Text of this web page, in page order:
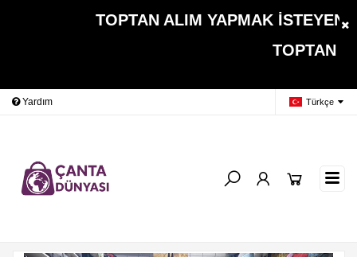
TOPTAN ALIM YAPMAK İSTEYEN
TOPTAN
Yardım Türkçe